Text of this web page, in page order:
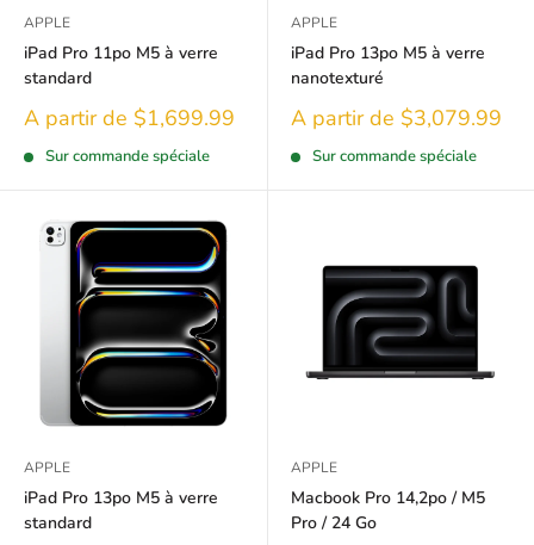
APPLE
iPad Pro 11po M5 à verre
standard
Prix
réduit
A partir de $1,699.99
Sur commande spéciale
APPLE
iPad Pro 13po M5 à verre
nanotexturé
Prix
réduit
A partir de $3,079.99
Sur commande spéciale
APPLE
iPad Pro 13po M5 à verre
standard
APPLE
Macbook Pro 14,2po / M5
Pro / 24 Go